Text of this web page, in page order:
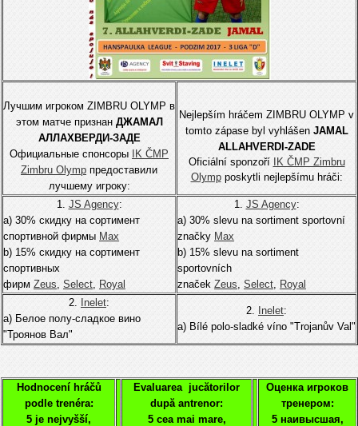
Лучшим игрокoм ZIMBRU OLYMP в
этом матче признан ДЖАМАЛ
АЛЛАХВЕРДИ-ЗАДЕ
Официальные спонсоры
IK ČMP
Zimbru Olymp предоставили
лучшему игроку:
Nejlepším hráčem ZIMBRU OLYMP v
tomto zápase byl vyhlášen JAMAL
ALLAHVERDI-ZADE
Oficiální sponzoří
IK ČMP Zimbru
Olympposkytli nejlepšímu hráči:
1. JS Agency:
а) 30% скидку на сортимент
спортивной фирмы Мах
b) 15% скидку на сортимент
спортивных
фирм Zeus, Select, Royal
1. JS Agency:
а) 30% slevu na sortiment sportovní
značky Мах
b) 15% slevu na sortiment
sportovních
značek Zeus, Select, Royal
2. Inelet:
а) Белое полу-сладкое вино
"Троянов Вал"
2. Inelet:
а) Bílé polo-sladké víno "Trojanův Val"
Hodnocení hráčů
podle trenéra:
5 je nejvyšší,
Evaluarea jucătorilor
după antrenor:
5 cea mai mare,
Оценка игроков
тренером:
5 наивысшая,